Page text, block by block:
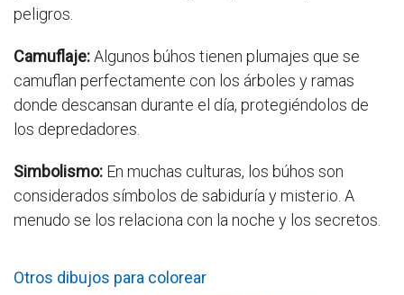
peligros.
Camuflaje:Algunos búhos tienen plumajes que se
camuflan perfectamente con los árboles y ramas
donde descansan durante el día, protegiéndolos de
los depredadores.
Simbolismo: En muchas culturas, los búhos son
considerados símbolos de sabiduría y misterio. A
menudo se los relaciona con la noche y los secretos.
Otros dibujos para colorear